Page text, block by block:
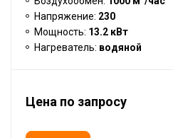
Напряжение: 230
Мощность: 13.2 кВт
Нагреватель: водяной
Цена по запросу